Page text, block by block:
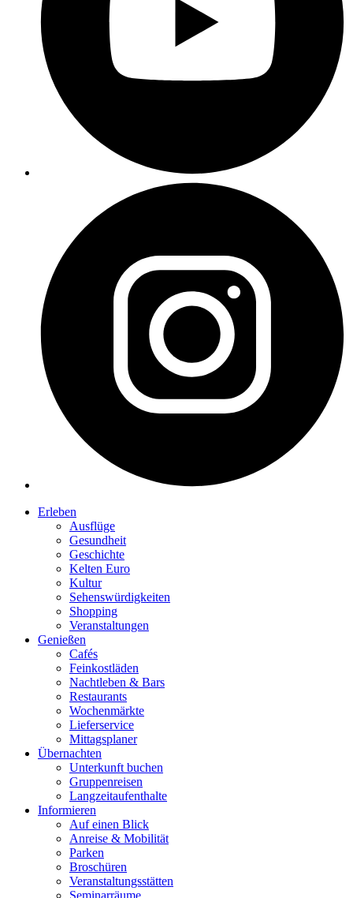
Erleben
Ausflüge
Gesundheit
Geschichte
Kelten Euro
Kultur
Sehenswürdigkeiten
Shopping
Veranstaltungen
Genießen
Cafés
Feinkostläden
Nachtleben & Bars
Restaurants
Wochenmärkte
Lieferservice
Mittagsplaner
Übernachten
Unterkunft buchen
Gruppenreisen
Langzeitaufenthalte
Informieren
Auf einen Blick
Anreise & Mobilität
Parken
Broschüren
Veranstaltungsstätten
Seminarräume